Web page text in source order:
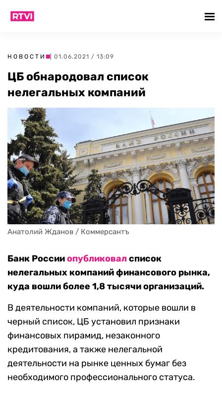
НОВОСТИ | 01.06.2021 / 13:09
ЦБ обнародовал список
нелегальных компаний
Анатолий Жданов / Коммерсантъ
Банк Россииопубликовалсписок
нелегальных компаний финансового рынка,
куда вошли более 1,8 тысячи организаций.
В деятельности компаний, которые вошли в
черный список, ЦБ установил признаки
финансовых пирамид, незаконного
кредитования, а также нелегальной
деятельности на рынке ценных бумаг без
необходимого профессионального статуса.